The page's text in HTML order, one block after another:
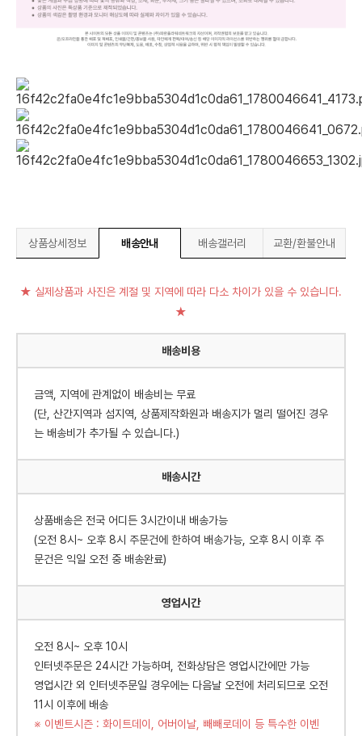
상품상세정보 배송안내 배송갤러리 교환/환불안내
★ 실제상품과 사진은 계절 및 지역에 따라 다소 차이가 있을 수 있습니다.
★
배송비용
금액, 지역에 관계없이 배송비는 무료
(단, 산간지역과 섬지역, 상품제작화원과 배송지가 멀리 떨어진 경우
는 배송비가 추가될 수 있습니다.)
배송시간
상품배송은 전국 어디든 3시간이내 배송가능
(오전 8시~ 오후 8시 주문건에 한하여 배송가능, 오후 8시 이후 주
문건은 익일 오전 중 배송완료)
영업시간
오전 8시~ 오후 10시
인터넷주문은 24시간 가능하며, 전화상담은 영업시간에만 가능
영업시간 외 인터넷주문일 경우에는 다음날 오전에 처리되므로 오전
11시 이후에 배송
※ 이벤트시즌 : 화이트데이, 어버이날, 빼빼로데이 등 특수한 이벤